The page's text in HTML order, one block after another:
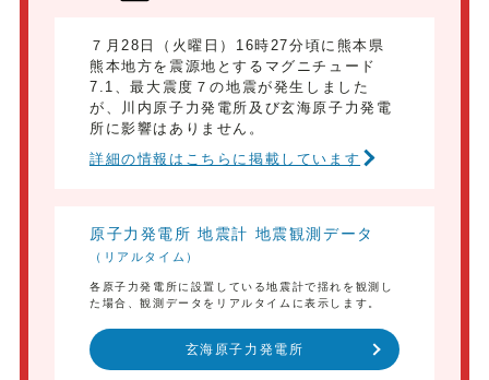
７月28日（火曜日）16時27分頃に熊本県
熊本地方を震源地とするマグニチュード
7.1、最大震度７の地震が発生しました
が、川内原子力発電所及び玄海原子力発電
所に影響はありません。
詳細の情報はこちらに掲載しています
原子力発電所 地震計 地震観測データ
（リアルタイム）
各原子力発電所に設置している地震計で揺れを観測し
た場合、観測データをリアルタイムに表示します。
玄海原子力発電所